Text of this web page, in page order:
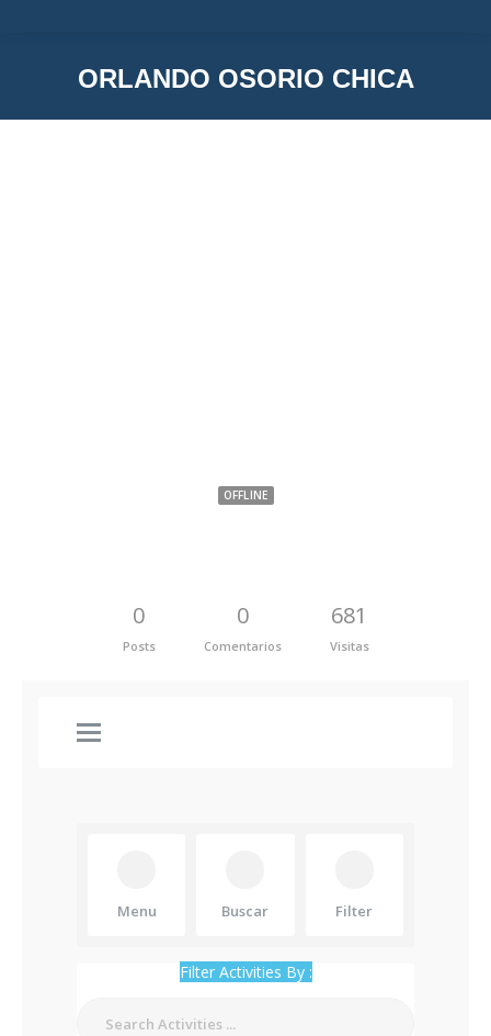
ORLANDO OSORIO CHICA
OFFLINE
0
Posts
0
Comentarios
681
Visitas
Menu Buscar Filter
Filter Activities By :